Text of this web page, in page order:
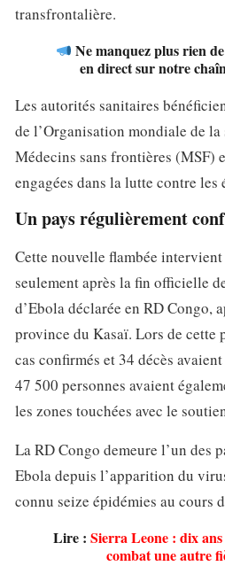
transfrontalière.
Ne manquez plus rien
en direct sur notre
Les autorités sanitaires
de l’Organisation mondiale de la
Médecins sans frontières (MSF)
engagées dans la lutte contre les
Un pays régulièrement
Cette nouvelle flambée
seulement après la fin officielle
d’Ebola déclarée en RD Congo,
province du Kasaï. Lors de cette
cas confirmés et 34 décès
47 500 personnes avaient
les zones touchées avec le
La RD Congo demeure l’un des
Ebola depuis l’apparition du
connu seize épidémies au cours
Lire : Sierra Leone : dix
combat une autre